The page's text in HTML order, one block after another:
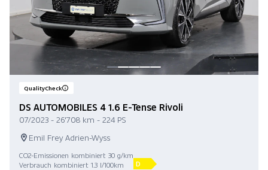
QualityCheck
DS AUTOMOBILES 4 1.6 E-Tense Rivoli
07/2023 - 26'708 km - 224 PS
Emil Frey Adrien-Wyss
CO2-Emissionen kombiniert 30 g/km
Verbrauch kombiniert 1.3 l/100km
D